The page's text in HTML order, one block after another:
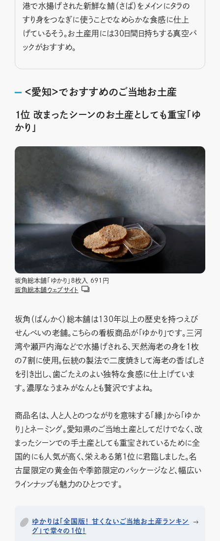
港で水揚げされた新鮮な鯖（さば）をメインにタラの
すり身をつなぎに使うことでなめらかな食感に仕上
げているそう。お土産用には30日間日持ちする真空パ
ックがおすすめ。
＜愛知＞でおすすめのご当地お土産
１位 改まったシーンのお土産としても重宝「ゆ
かり」
坂角総本舗「ゆかり」８枚入 691円
坂角総本舗ウェブサイト
坂角（ばんかく）総本舗は130年以上の歴史を持つえび
せんべいの老舗。こちらの看板商品が「ゆかり」です。三河
湾や瀬戸内海などで水揚げされる、天然海老の身を１枚
の７割に使用。伝統の製法で二度焼きして海老の香ばしさ
を引き出し、歯ごたえのよい独特な食感に仕上げていま
す。濃厚なうまみがなんとも贅沢ですよね。
商品名は、人と人とのつながりを意味する「縁」から「ゆか
り」とネーミング。愛知県のご当地土産としてだけでなく、改
まったシーンでの手土産としても重宝されているために全
国的にも人気が高く、栄えある第1位に君臨しました。名
古屋限定の黄金缶や季節限定のパッケージなど、幅広い
ラインナップも魅力のひとつです。
ゆかりは「全国版！ 甘くないご当地お土産ランキン
グ」で堂々の１位！